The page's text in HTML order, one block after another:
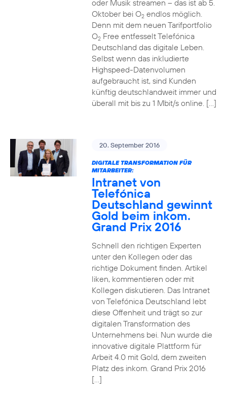
oder Musik streamen – das ist ab 5.
Oktober bei O2endlos möglich.
Denn mit dem neuen Tarifportfolio
O2Free entfesselt Telefónica
Deutschland das digitale Leben.
Selbst wenn das inkludierte
Highspeed-Datenvolumen
aufgebraucht ist, sind Kunden
künftig deutschlandweit immer und
überall mit bis zu 1 Mbit/s online. […]
20. September 2016
DIGITALE TRANSFORMATION FÜR
MITARBEITER:
Intranet von
Telefónica
Deutschland gewinnt
Gold beim inkom.
Grand Prix 2016
Schnell den richtigen Experten
unter den Kollegen oder das
richtige Dokument finden. Artikel
liken, kommentieren oder mit
Kollegen diskutieren. Das Intranet
von Telefónica Deutschland lebt
diese Offenheit und trägt so zur
digitalen Transformation des
Unternehmens bei. Nun wurde die
innovative digitale Plattform für
Arbeit 4.0 mit Gold, dem zweiten
Platz des inkom. Grand Prix 2016
[…]